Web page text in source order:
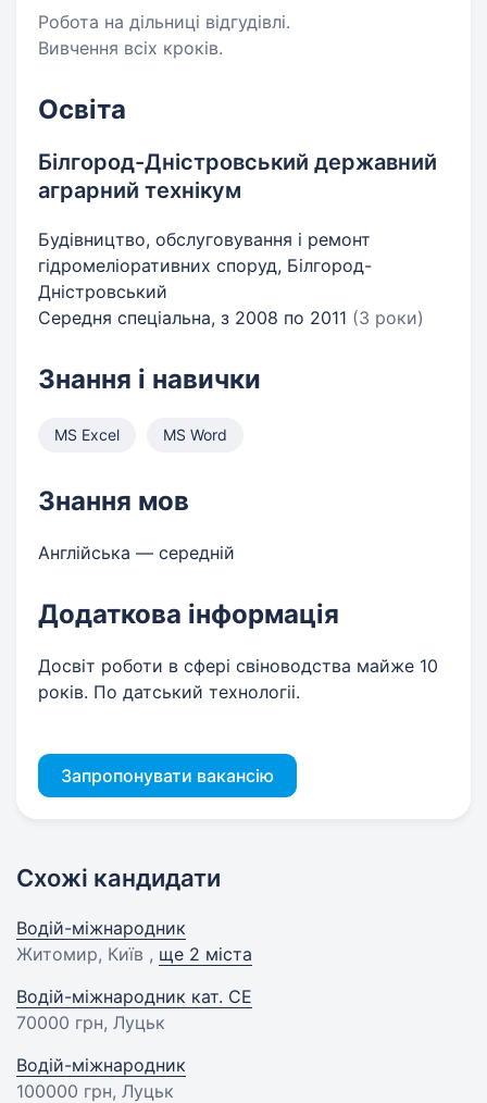
Робота на дільниці відгудівлі.
Вивчення всіх кроків.
Освіта
Білгород-Дністровський державний
аграрний технікум
Будівництво, обслуговування і ремонт
гідромеліоративних споруд, Білгород-
Дністровський
Середня спеціальна, з 2008 по 2011 (3 роки)
Знання і навички
MS Excel MS Word
Знання мов
Англійська — середній
Додаткова інформація
Досвіт роботи в сфері свіноводства майже 10
років. По датський технологіі.
Запропонувати вакансію
Схожі кандидати
Водій-міжнародник
Житомир, Київ , ще 2 міста
Водій-міжнародник кат. СЕ
70000 грн, Луцьк
Водій-міжнародник
100000 грн, Луцьк